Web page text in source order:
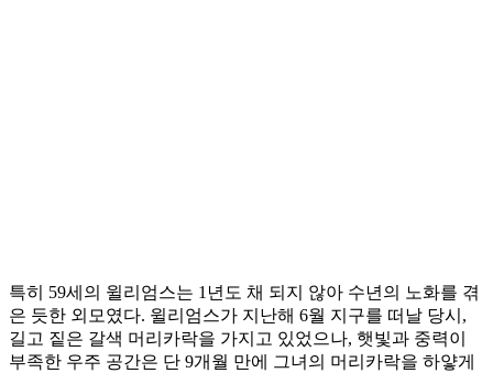
특히 59세의 윌리엄스는 1년도 채 되지 않아 수년의 노화를 겪
은 듯한 외모였다. 윌리엄스가 지난해 6월 지구를 떠날 당시,
길고 짙은 갈색 머리카락을 가지고 있었으나, 햇빛과 중력이
부족한 우주 공간은 단 9개월 만에 그녀의 머리카락을 하얗게